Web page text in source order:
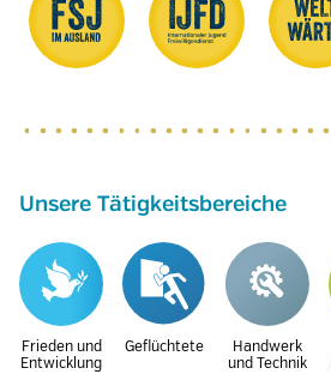
Unsere Tätigkeitsbereiche
Frieden und
Entwicklung
Geflüchtete
Handwerk
und Technik